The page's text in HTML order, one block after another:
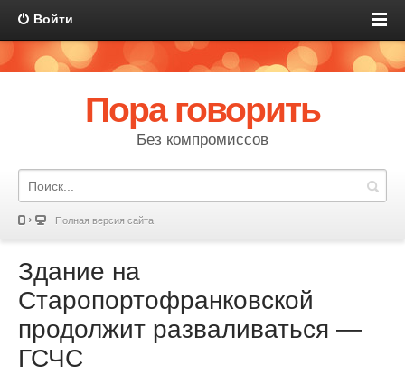
Войти
Пора говорить
Без компромиссов
Полная версия сайта
Здание на
Старопортофранковской
продолжит разваливаться —
ГСЧС